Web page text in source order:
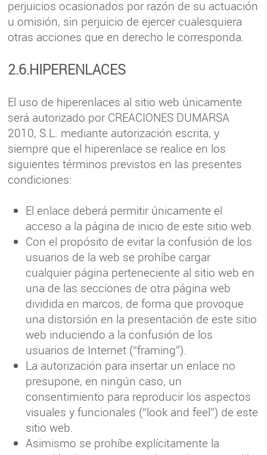
perjuicios ocasionados por razón de su actuación
u omisión, sin perjuicio de ejercer cualesquiera
otras acciones que en derecho le corresponda.
2.6.HIPERENLACES
El uso de hiperenlaces al sitio web únicamente
será autorizado por CREACIONES DUMARSA
2010, S.L. mediante autorización escrita, y
siempre que el hiperenlace se realice en los
siguientes términos previstos en las presentes
condiciones:
El enlace deberá permitir únicamente el
acceso a la página de inicio de este sitio web.
Con el propósito de evitar la confusión de los
usuarios de la web se prohíbe cargar
cualquier página perteneciente al sitio web en
una de las secciones de otra página web
dividida en marcos, de forma que provoque
una distorsión en la presentación de este sitio
web induciendo a la confusión de los
usuarios de Internet (“framing”).
La autorización para insertar un enlace no
presupone, en ningún caso, un
consentimiento para reproducir los aspectos
visuales y funcionales (“look and feel”) de este
sitio web.
Asimismo se prohíbe explícitamente la